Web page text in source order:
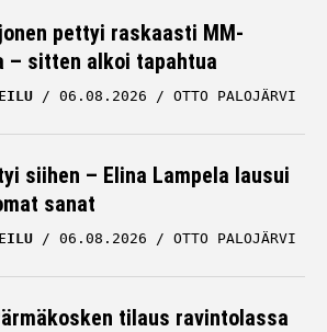
pettyi raskaasti MM-
– sitten alkoi tapahtua
06.08.2026 OTTO PALOJÄRVI
siihen – Elina Lampela lausui
sanat
06.08.2026 OTTO PALOJÄRVI
tilaus ravintolassa